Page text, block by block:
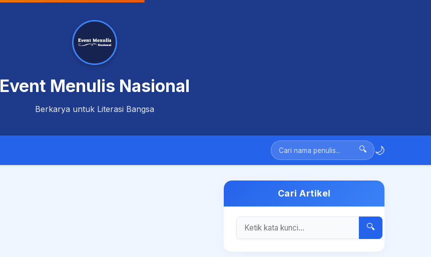
Event Menulis Nasional
Berkarya untuk Literasi Bangsa
🔍 🌙
Cari Artikel
🔍